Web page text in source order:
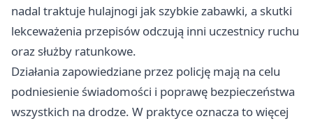
nadal traktuje hulajnogi jak szybkie zabawki, a skutki
lekceważenia przepisów odczują inni uczestnicy ruchu
oraz służby ratunkowe.
Działania zapowiedziane przez policję mają na celu
podniesienie świadomości i poprawę bezpieczeństwa
wszystkich na drodze. W praktyce oznacza to więcej